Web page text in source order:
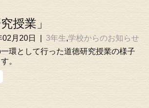
授業」
02月20日 3年生,学校からのお知らせ
環として行った道徳研究授業の様子
。